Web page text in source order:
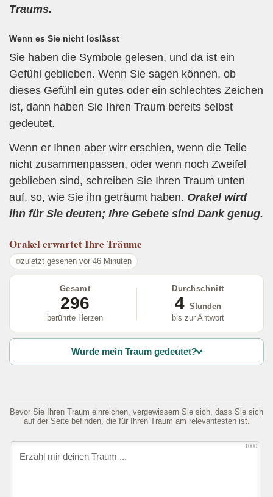
Traums.
Wenn es Sie nicht loslässt
Sie haben die Symbole gelesen, und da ist ein
Gefühl geblieben. Wenn Sie sagen können, ob
dieses Gefühl ein gutes oder ein schlechtes Zeichen
ist, dann haben Sie Ihren Traum bereits selbst
gedeutet.
Wenn er Ihnen aber wirr erschien, wenn die Teile
nicht zusammenpassen, oder wenn noch Zweifel
geblieben sind, schreiben Sie Ihren Traum unten
auf, so, wie Sie ihn geträumt haben. Orakel wird
ihn für Sie deuten; Ihre Gebete sind Dank genug.
Orakelerwartet Ihre Träume
zuletzt gesehen vor 46 Minuten
Gesamt
296
berührte Herzen
Durchschnitt
4 Stunden
bis zur Antwort
Wurde mein Traum gedeutet?
Bevor Sie Ihren Traum einreichen, vergewissern Sie sich, dass Sie sich
auf der Seite befinden, die für Ihren Traum am relevantesten ist.
1000